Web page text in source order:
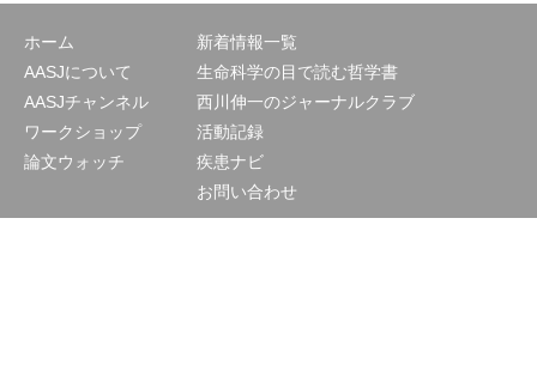
ホーム
AASJについて
AASJチャンネル
ワークショップ
論文ウォッチ
新着情報一覧
生命科学の目で読む哲学書
西川伸一のジャーナルクラブ
活動記録
疾患ナビ
お問い合わせ